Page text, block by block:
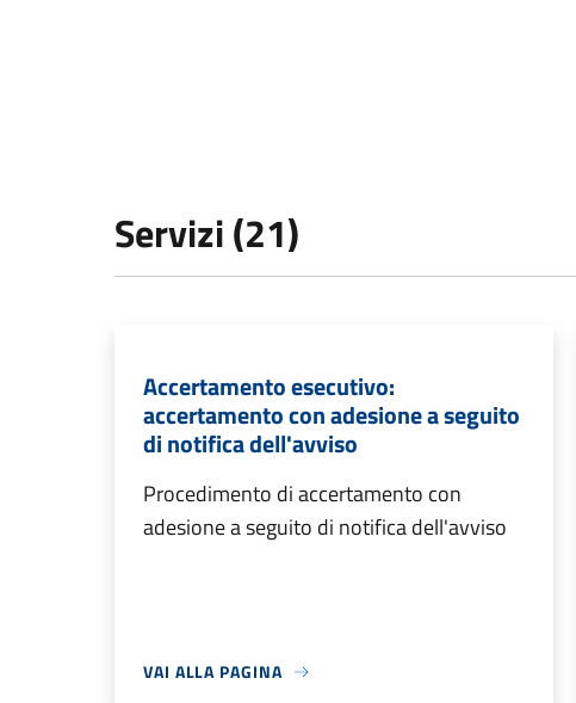
Servizi (21)
Accertamento esecutivo:
accertamento con adesione a seguito
di notifica dell'avviso
Procedimento di accertamento con
adesione a seguito di notifica dell'avviso
VAI ALLA PAGINA